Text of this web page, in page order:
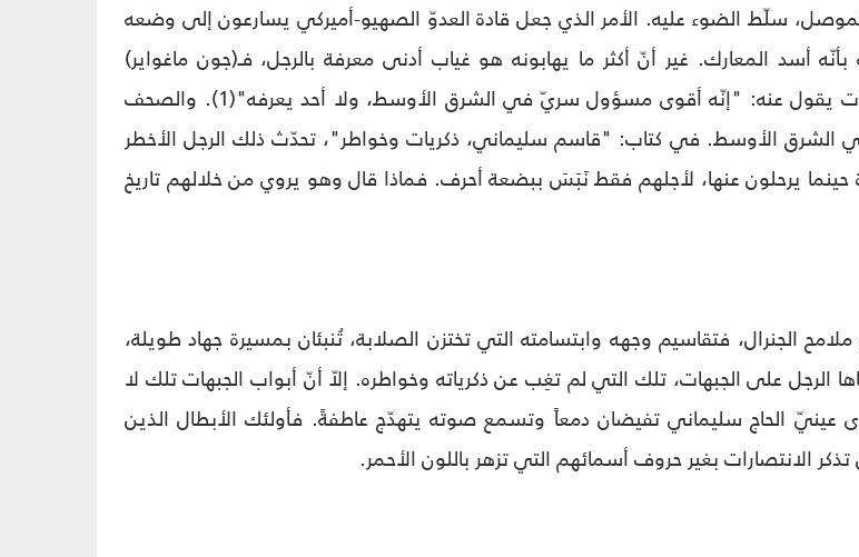
سلّط الضوء عليه. الأمر الذي جعل قادة العدوّ الصهيو-أميركي يسارعون إلى وضعه
أسد المعارك. غير أنّ أكثر ما يهابونه هو غياب أدنى معرفة بالرجل، فـ(جون ماغواير)
الضابط السابق في وكالة الاستخبارات يقول عنه: "إنّه أقوى مسؤول سريّ في الشرق الأوسط، ولا أحد يعرفه"(1). والصحف
في الشرق الأوسط. في كتاب: "قاسم سليماني، ذكريات وخواطر"، تحدّث ذلك الرجل الأخطر
حينما يرحلون عنها، لأجلهم فقط نَبَسَ ببضعة أحرف. فماذا قال وهو يروي من خلالهم تاريخ
الجنرال، فتقاسيم وجهه وابتسامته التي تختزن الصلابة، تُنبئان بمسيرة جهاد طويلة،
الرجل على الجبهات، تلك التي لم تغِب عن ذكرياته وخواطره. إلاّ أنّ أبواب الجبهات تلك لا
عينيّ الحاج سليماني تفيضان دمعاً وتسمع صوته يتهدّج عاطفةً. فأولئك الأبطال الذين
الانتصارات بغير حروف أسمائهم التي تزهر باللون الأحمر.